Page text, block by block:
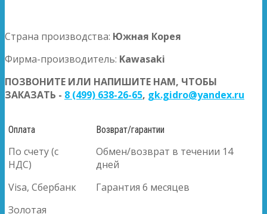
Страна производства: Южная Корея
Фирма-производитель: Kawasaki
ПОЗВОНИТЕ ИЛИ НАПИШИТЕ НАМ, ЧТОБЫ
ЗАКАЗАТЬ - 8 (499) 638-26-65, gk.gidro@yandex.ru
Оплата
По счету (с
НДС)
Visa, Сбербанк
Золотая
Возврат/гарантии
Обмен/возврат в течении 14
дней
Гарантия 6 месяцев